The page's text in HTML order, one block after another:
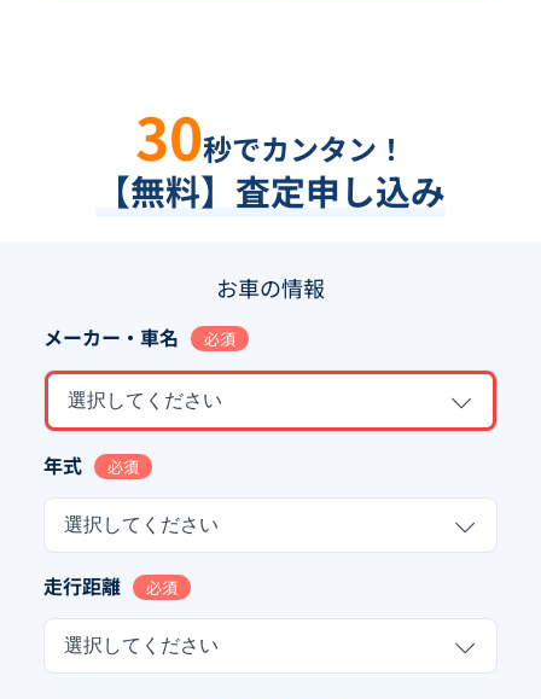
30秒でカンタン！
【無料】査定申し込み
お車の情報
メーカー・車名 必須
選択してください
年式 必須
選択してください
走行距離 必須
選択してください